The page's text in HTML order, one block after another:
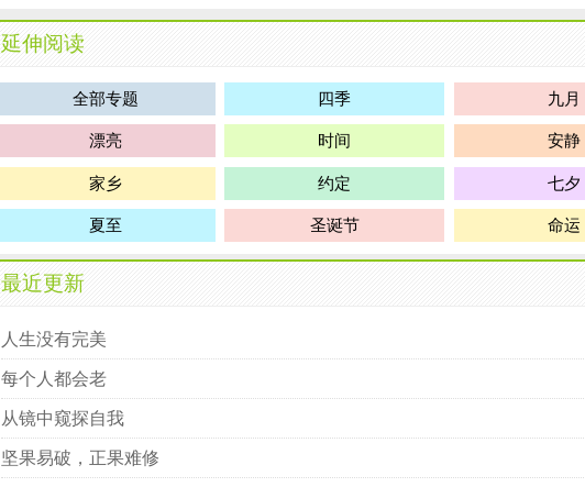
延伸阅读
全部专题 四季 九月
漂亮 时间 安静
家乡 约定 七夕
夏至 圣诞节 命运
最近更新
人生没有完美
每个人都会老
从镜中窥探自我
坚果易破，正果难修